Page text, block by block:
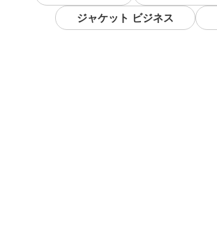
ジャケット ビジネス